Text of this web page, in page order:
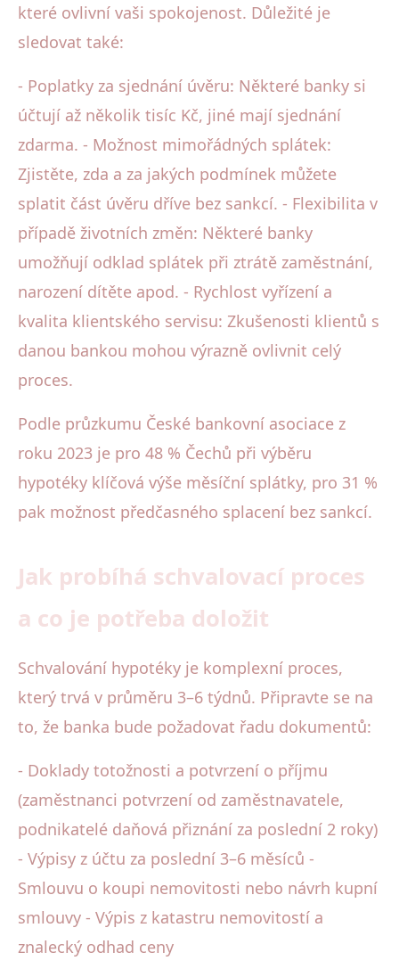
které ovlivní vaši spokojenost. Důležité je
sledovat také:
- Poplatky za sjednání úvěru: Některé banky si
účtují až několik tisíc Kč, jiné mají sjednání
zdarma. - Možnost mimořádných splátek:
Zjistěte, zda a za jakých podmínek můžete
splatit část úvěru dříve bez sankcí. - Flexibilita v
případě životních změn: Některé banky
umožňují odklad splátek při ztrátě zaměstnání,
narození dítěte apod. - Rychlost vyřízení a
kvalita klientského servisu: Zkušenosti klientů s
danou bankou mohou výrazně ovlivnit celý
proces.
Podle průzkumu České bankovní asociace z
roku 2023 je pro 48 % Čechů při výběru
hypotéky klíčová výše měsíční splátky, pro 31 %
pak možnost předčasného splacení bez sankcí.
Jak probíhá schvalovací proces
a co je potřeba doložit
Schvalování hypotéky je komplexní proces,
který trvá v průměru 3–6 týdnů. Připravte se na
to, že banka bude požadovat řadu dokumentů:
- Doklady totožnosti a potvrzení o příjmu
(zaměstnanci potvrzení od zaměstnavatele,
podnikatelé daňová přiznání za poslední 2 roky)
- Výpisy z účtu za poslední 3–6 měsíců -
Smlouvu o koupi nemovitosti nebo návrh kupní
smlouvy - Výpis z katastru nemovitostí a
znalecký odhad ceny